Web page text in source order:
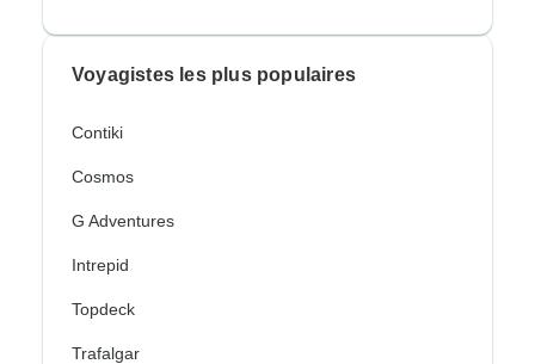
Voyagistes les plus populaires
Contiki
Cosmos
G Adventures
Intrepid
Topdeck
Trafalgar